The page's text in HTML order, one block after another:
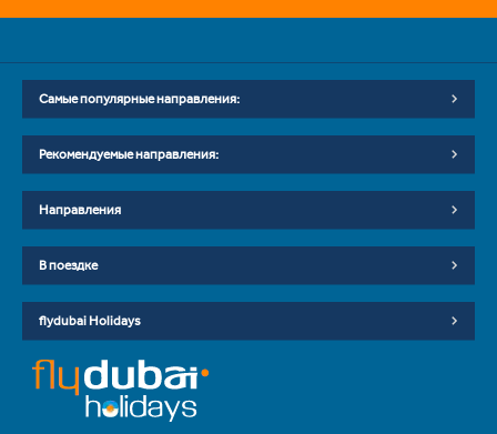
Самые популярные направления:
Рекомендуемые направления:
Направления
В поездке
flydubai Holidays